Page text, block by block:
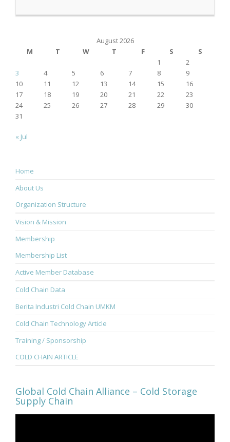
August 2026
M
T W T F S
S
1
2
3
4 5 6 7 8
9
10
11 12 13 14 15
16
17
18 19 20 21 22
23
24
25 26 27 28 29
30
31
« Jul
Home
About Us
Organization Structure
Vision & Mission
Membership
Membership List
Active Member Database
Cold Chain Data
Berita Industri Cold Chain UMKM
Cold Chain Technology Article
Training / Sponsorship
COLD CHAIN ARTICLE
Global Cold Chain Alliance – Cold Storage
Supply Chain